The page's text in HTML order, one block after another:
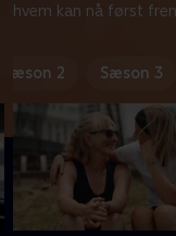
hvem kan nå først
Sæson 2 Sæson 3